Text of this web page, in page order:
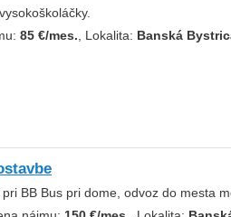
85 €/mes., Lokalita: Banská
BB Bus pri dome, odvoz do mesta